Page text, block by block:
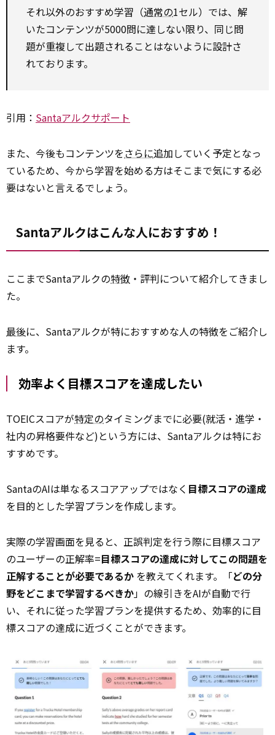
それ以外のおすすめ学習（通常の1セル）では、解
いたコンテンツが5000問に達しない限り、同じ問
題が重複して出題されることはないように設計さ
れております。
引用： Santaアルクサポート
また、今後もコンテンツをさらに追加していく予定となっ
ているため、今から学習を始める方はそこまで気にする必
要はないと言えるでしょう。
Santaアルクはこんな人におすすめ！
ここまでSantaアルクの特徴 ・評判について紹介してきまし
た。
最後に、Santaアルクが特におすすめな人の特徴をご紹介し
ます。
効率よく目標スコアを達成したい
TOEICスコアが特定のタイミングまでに必要(就活・進学・
社内の昇格要件など)という方には、Santaアルクは特にお
すすめです。
SantaのAIは単なるスコアアップではなく 目標スコアの達成
を目的とした学習プランを作成します。
実際の学習画面を見ると、正誤判定を行う際に目標スコア
のユーザーの正解率=目標スコアの達成に対してこの問題を
正解することが必要であるか を教えてくれます。「どの分
野をどこまで学習するべきか」の線引きをAIが自動で行
い、それに従った学習プランを提供するため、効率的に目
標スコアの達成に近づくことができます。